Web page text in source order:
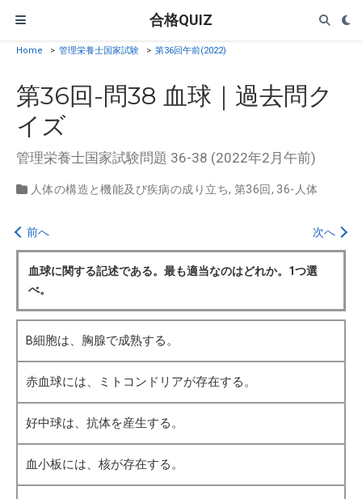
合格QUIZ
Home > 管理栄養士国家試験 > 第36回午前(2022)
第36回-問38 血球｜過去問ク
イズ
管理栄養士国家試験問題 36-38 (2022年2月午前)
人体の構造と機能及び疾病の成り立ち, 第36回, 36-人体
次へ
前へ
血球に関する記述である。最も適当なのはどれか。1つ選
べ。
B細胞は、胸腺で成熟する。
赤血球には、ミトコンドリアが存在する。
好中球は、抗体を産生する。
血小板には、核が存在する。